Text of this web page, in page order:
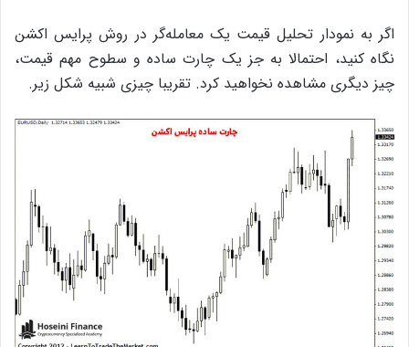
اگر به نمودار تحلیل قیمت یک معامله‌گر در روش پرایس اکشن
نگاه کنید، احتمالا به جز یک چارت ساده و سطوح مهم قیمت،
چیز دیگری مشاهده نخواهید کرد. تقریبا چیزی شبیه شکل زیر.